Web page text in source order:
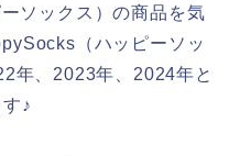
ソックス）の商品を気
（ハッピーソッ
年、2023年、2024年と
♪